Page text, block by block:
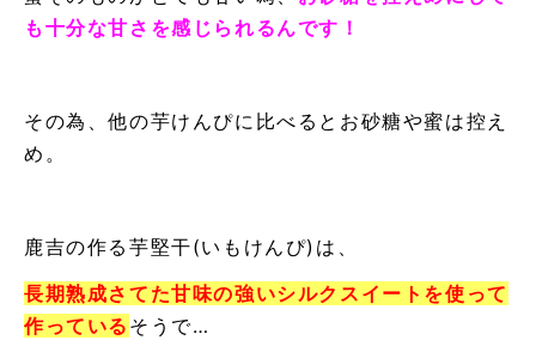
も十分な甘さを感じられるんです！
その為、他の芋けんぴに比べるとお砂糖や蜜は控え
め。
鹿吉の作る芋堅干(いもけんぴ) は、
長期熟成さてた甘味の強いシルクスイートを使って
作っている そうで…